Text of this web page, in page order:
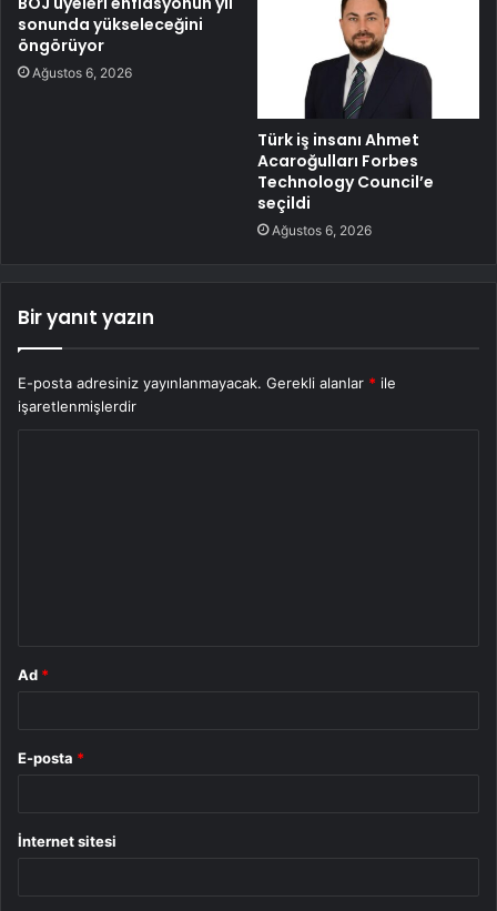
sonunda yükseleceğini
öngörüyor
Ağustos 6, 2026
Türk iş insanı Ahmet
Acaroğulları Forbes
Technology Council’e
seçildi
Ağustos 6, 2026
Bir yanıt yazın
E-posta adresiniz yayınlanmayacak. Gerekli alanlar * ile
işaretlenmişlerdir
Ad *
E-posta *
İnternet sitesi